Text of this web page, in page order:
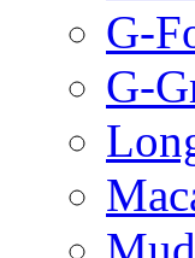
G-
G-